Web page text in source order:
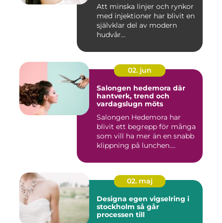
Att minska linjer och rynkor
med injektioner har blivit en
självklar del av modern
hudvår...
02. jun
Salongen hedemora där
hantverk, trend och
vardagslugn möts
Salongen Hedemora har
blivit ett begrepp för många
som vill ha mer än en snabb
klippning på lunchen....
02. maj
Designa egen vigselring i
stockholm så går
processen till